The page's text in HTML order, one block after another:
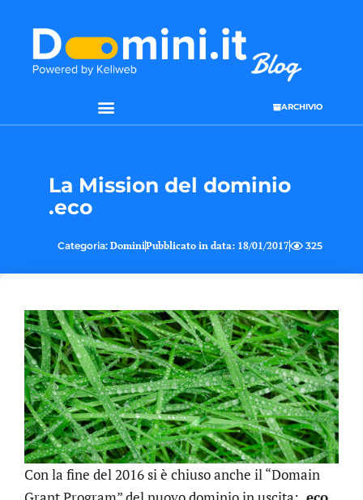
ARCHIVIO
La Mission del dominio
.eco
Categoria: DominiPubblicato in data: 18/01/2017 325
Con la fine del 2016 si è chiuso anche il “Domain